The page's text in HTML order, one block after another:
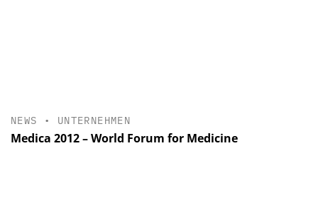
NEWS • UNTERNEHMEN
Medica 2012 – World Forum for Medicine